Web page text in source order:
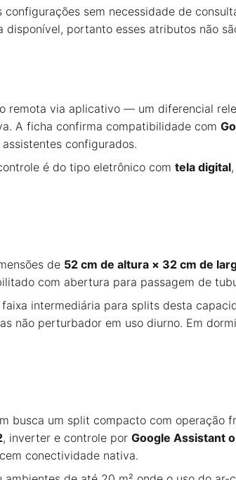
sem necessidade de
portanto esses atributos não
remota via aplicativo — um diferencial
A ficha confirma compatibilidade com
configurados.
é do tipo eletrônico com tela digital
de 52 cm de altura × 32 cm de
com abertura para passagem de
intermediária para splits desta
não perturbador em uso diurno. Em
busca um split compacto com operação
, inverter e controle por Google Assistant
conectividade nativa.